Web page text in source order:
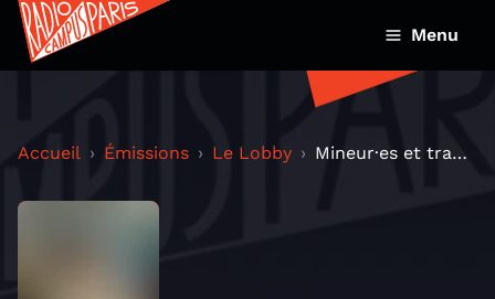
Menu
Accueil Émissions Le Lobby Mineur·es et transgenres avec Jena Selle / Le Refu...